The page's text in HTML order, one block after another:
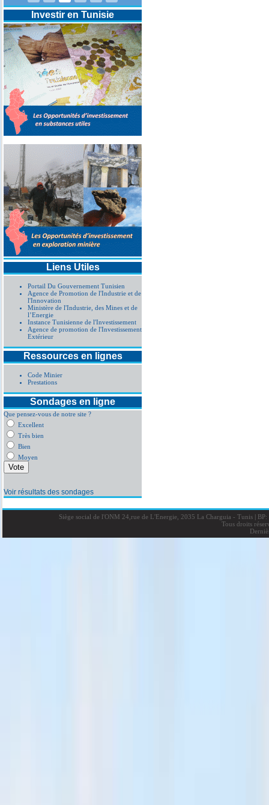
Investir en Tunisie
Liens Utiles
Portail Du Gouvernement Tunisien
Agence de Promotion de l'Industrie et de
l'Innovation
Ministère de l'Industrie, des Mines et de
l’Energie
Instance Tunisienne de l'Investissement
Agence de promotion de l'Investissement
Extérieur
Ressources en lignes
Code Minier
Prestations
Sondages en ligne
Que pensez-vous de notre site ?
Excellent
Très bien
Bien
Moyen
Voir résultats des sondages
Siège social de l'ONM 24,rue de L'Energie, 2035 La Charguia - Tunis |BP:
Tous droits